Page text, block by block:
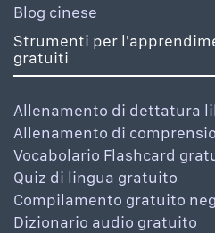
Blog cinese
Strumenti per
gratuiti
Allenamento di dettatura
Allenamento di
Vocabolario Flashcard
Quiz di lingua gratuito
Compilamento gratuito
Dizionario audio gratuito